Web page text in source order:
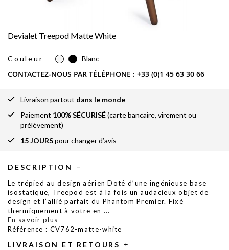
Devialet Treepod Matte White
Couleur Blanc
CONTACTEZ-NOUS PAR TÉLÉPHONE : +33 (0)1 45 63 30 66
Livraison partout dans le monde
Paiement 100% SÉCURISÉ(carte bancaire, virement ou
prélèvement)
15 JOURSpour changer d’avis
DESCRIPTION
Le trépied au design aérien Doté d’une ingénieuse base
isostatique, Treepod est à la fois un audacieux objet de
design et l’allié parfait du Phantom Premier. Fixé
thermiquement à votre en ...
En savoir plus
Référence : CV762-matte-white
LIVRAISON ET RETOURS